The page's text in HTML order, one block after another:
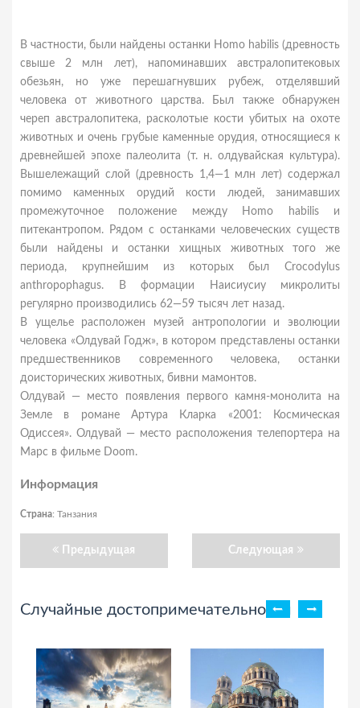
В частности, были найдены останки Homo habilis (древность
свыше 2 млн лет), напоминавших австралопитековых
обезьян, но уже перешагнувших рубеж, отделявший
человека от животного царства. Был также обнаружен
череп австралопитека, расколотые кости убитых на охоте
животных и очень грубые каменные орудия, относящиеся к
древнейшей эпохе палеолита (т. н. олдувайская культура).
Вышележащий слой (древность 1,4—1 млн лет) содержал
помимо каменных орудий кости людей, занимавших
промежуточное положение между Homo habilis и
питекантропом. Рядом с останками человеческих существ
были найдены и останки хищных животных того же
периода, крупнейшим из которых был Crocodylus
anthropophagus. В формации Наисиусиу микролиты
регулярно производились 62—59 тысяч лет назад.
В ущелье расположен музей антропологии и эволюции
человека «Олдувай Годж», в котором представлены останки
предшественников современного человека, останки
доисторических животных, бивни мамонтов.
Олдувай — место появления первого камня-монолита на
Земле в романе Артура Кларка «2001: Космическая
Одиссея». Олдувай — место расположения телепортера на
Марс в фильме Doom.
Информация
Страна: Танзания
Предыдущая Следующая
Случайные достопримечательности